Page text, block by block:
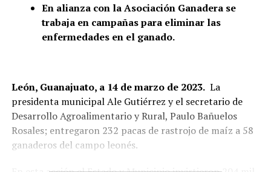
En alianza con la Asociación Ganadera se
trabaja en campañas para eliminar las
enfermedades en el ganado.
León, Guanajuato, a 14 de marzo de 2023.La
presidenta municipal Ale Gutiérrez y el secretario de
Desarrollo Agroalimentario y Rural, Paulo Bañuelos
Rosales; entregaron 232 pacas de rastrojo de maíz a 58
ganaderos del campo leonés.